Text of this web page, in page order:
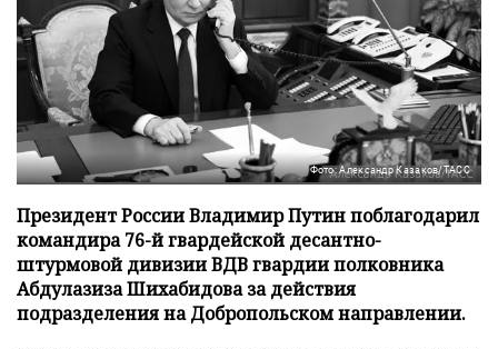
Фото: Александр Казаков/ТАСС
Президент России Владимир Путин поблагодарил
командира 76-й гвардейской десантно-
штурмовой дивизии ВДВ гвардии полковника
Абдулазиза Шихабидова за действия
подразделения на Добропольском направлении.